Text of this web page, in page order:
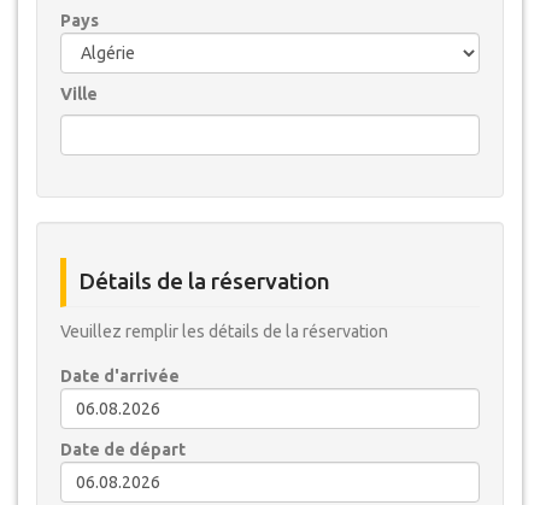
Pays
Ville
Détails de la réservation
Veuillez remplir les détails de la réservation
Date d'arrivée
Date de départ